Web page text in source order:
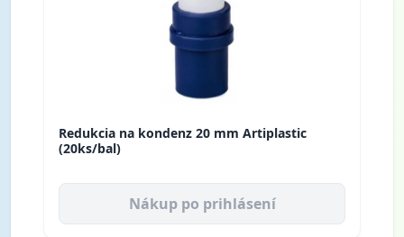
Redukcia na kondenz 20 mm Artiplastic
(20ks/bal)
Nákup po prihlásení